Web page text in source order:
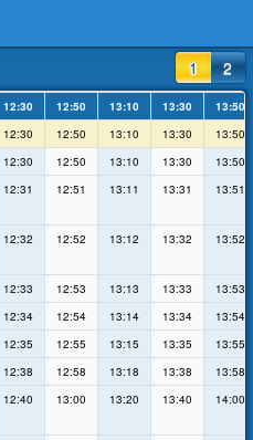
1
2
12:30 12:50 13:10 13:30
13:50
12:30 12:50 13:10 13:30
13:50
12:30 12:50 13:10 13:30
13:50
12:31 12:51 13:11 13:31 13:51
12:32 12:52 13:12 13:32 13:52
12:33 12:53 13:13 13:33
13:53
12:34 12:54 13:14 13:34
13:54
12:35 12:55 13:15 13:35
13:55
12:38 12:58 13:18 13:38
13:58
12:40 13:00 13:20 13:40 14:00